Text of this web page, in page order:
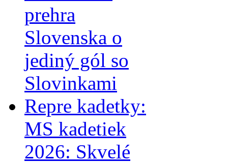
prehra
Slovenska o
jediný gól so
Slovinkami
Repre kadetky:
MS kadetiek
2026: Skvelé